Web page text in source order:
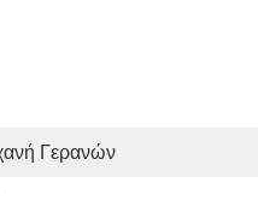
Γερανών